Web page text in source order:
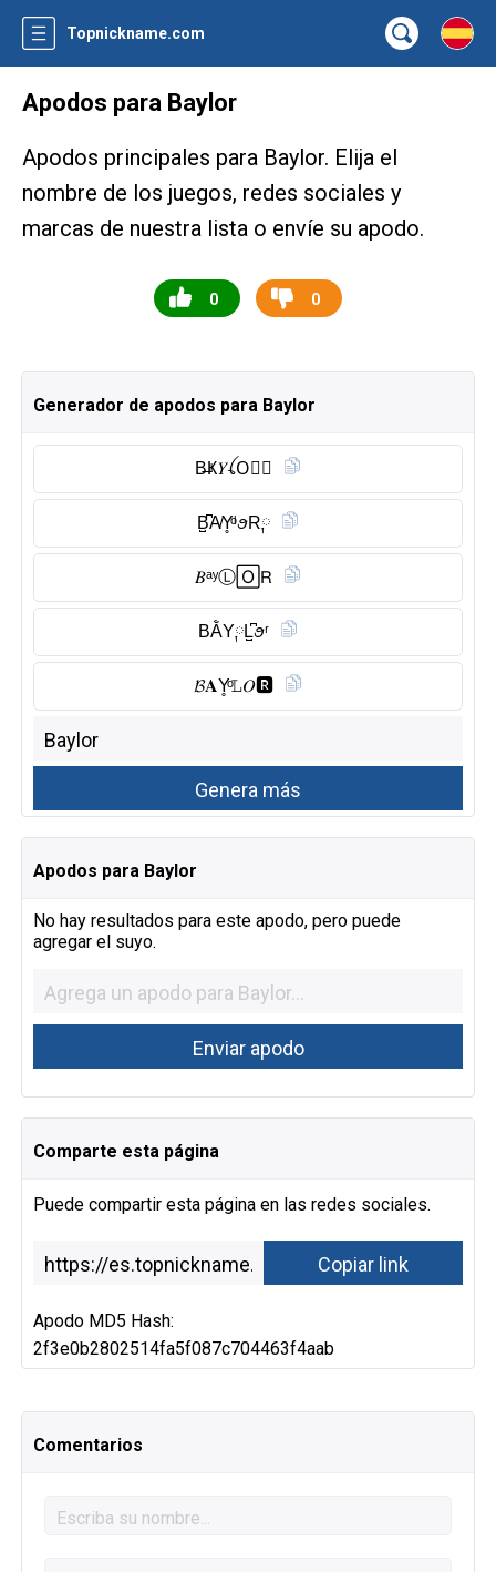
Topnickname.com
Apodos para Baylor
Apodos principales para Baylor. Elija el
nombre de los juegos, redes sociales y
marcas de nuestra lista o envíe su apodo.
0 0
Generador de apodos para Baylor
B̶Ҝ𝑌ꪶO⃠𝚁
B̺͆A̸Y̥ͦˡꪮR༙
𝐵ᵃʸⓁ︎🄾𝖱
BẰY༙L̺͆ꪮʳ
𝓑𝐀Y̥ͦ𝙻𝑂🆁︎
Apodos para Baylor
No hay resultados para este apodo, pero puede
agregar el suyo.
Comparte esta página
Puede compartir esta página en las redes sociales.
Apodo MD5 Hash:
2f3e0b2802514fa5f087c704463f4aab
Comentarios